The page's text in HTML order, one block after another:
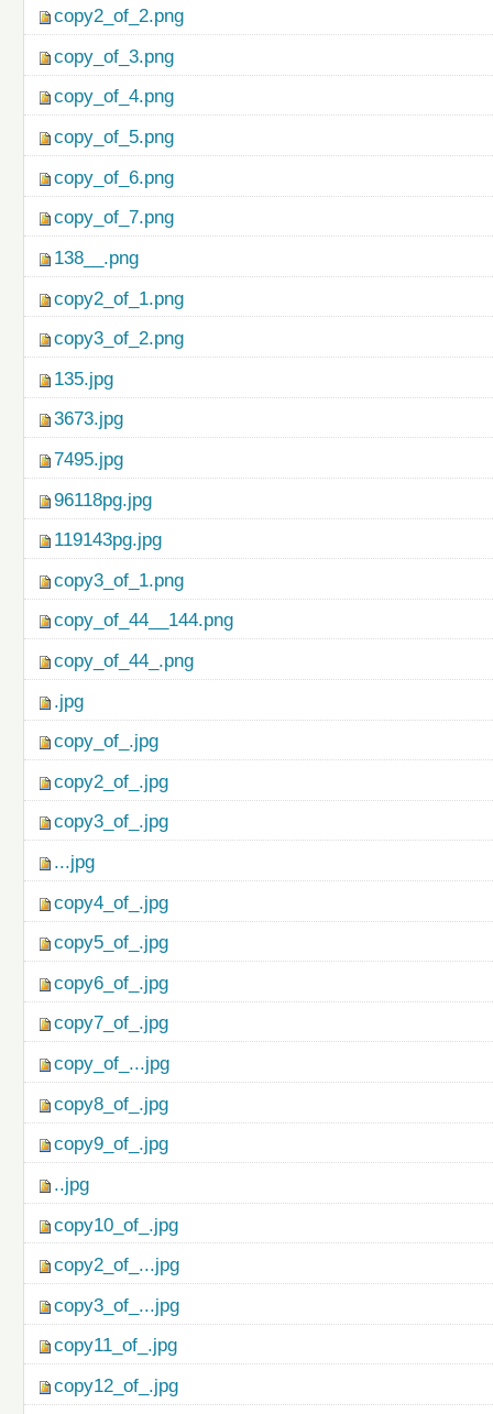
copy2_of_2.png
copy_of_3.png
copy_of_4.png
copy_of_5.png
copy_of_6.png
copy_of_7.png
138__.png
copy2_of_1.png
copy3_of_2.png
135.jpg
3673.jpg
7495.jpg
96118pg.jpg
119143pg.jpg
copy3_of_1.png
copy_of_44__144.png
copy_of_44_.png
.jpg
copy_of_.jpg
copy2_of_.jpg
copy3_of_.jpg
...jpg
copy4_of_.jpg
copy5_of_.jpg
copy6_of_.jpg
copy7_of_.jpg
copy_of_...jpg
copy8_of_.jpg
copy9_of_.jpg
..jpg
copy10_of_.jpg
copy2_of_...jpg
copy3_of_...jpg
copy11_of_.jpg
copy12_of_.jpg